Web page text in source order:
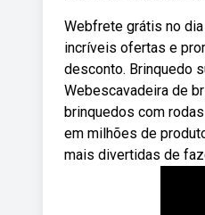
Webfrete grátis no
incríveis ofertas e
desconto. Brinquedo
Webescavadeira de
brinquedos com
em milhões de
mais divertidas de